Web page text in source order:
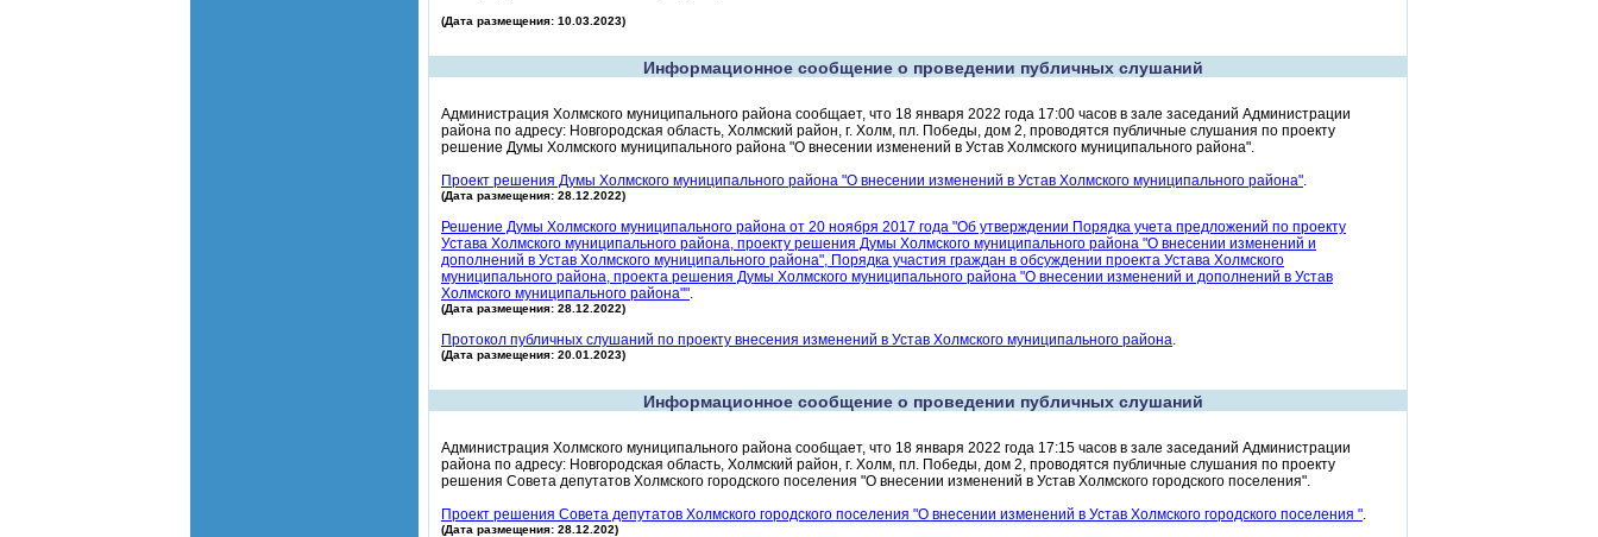
(Дата размещения: 10.03.2023)
Информационное сообщение о проведении публичных слушаний
Администрация Холмского муниципального района сообщает, что 18 января 2022 года 17:00 часов в зале заседаний Администрации
района по адресу: Новгородская область, Холмский район, г. Холм, пл. Победы, дом 2, проводятся публичные слушания по проекту
решение Думы Холмского муниципального района "О внесении изменений в Устав Холмского муниципального района".
Проект решения Думы Холмского муниципального района "О внесении изменений в Устав Холмского муниципального района".
(Дата размещения: 28.12.2022)
Решение Думы Холмского муниципального района от 20 ноября 2017 года "Об утверждении Порядка учета предложений по проекту
Устава Холмского муниципального района, проекту решения Думы Холмского муниципального района "О внесении изменений и
дополнений в Устав Холмского муниципального района", Порядка участия граждан в обсуждении проекта Устава Холмского
муниципального района, проекта решения Думы Холмского муниципального района "О внесении изменений и дополнений в Устав
Холмского муниципального района"".
(Дата размещения: 28.12.2022)
Протокол публичных слушаний по проекту внесения изменений в Устав Холмского муниципального района.
(Дата размещения: 20.01.2023)
Информационное сообщение о проведении публичных слушаний
Администрация Холмского муниципального района сообщает, что 18 января 2022 года 17:15 часов в зале заседаний Администрации
района по адресу: Новгородская область, Холмский район, г. Холм, пл. Победы, дом 2, проводятся публичные слушания по проекту
решения Совета депутатов Холмского городского поселения "О внесении изменений в Устав Холмского городского поселения".
Проект решения Совета депутатов Холмского городского поселения "О внесении изменений в Устав Холмского городского поселения ".
(Дата размещения: 28.12.202)